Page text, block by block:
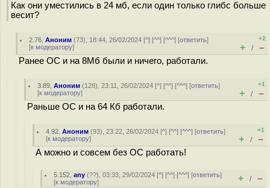
Как они уместились в 24 мб, если один только глибс больше
весит?
2.76 ,Аноним (73), 18:44, 26/02/2024 [^] [^^] [^^^] [ответить]
[к модератору]
+2
+ / –
Ранее ОС и на 8Мб были и ничего, работали.
3.89 ,Аноним (128), 23:11, 26/02/2024 [^] [^^] [^^^] [ответить]
[к модератору]
+1
+ / –
Раньше ОС и на 64 Кб работали.
4.92 ,Аноним (93), 23:22, 26/02/2024 [^] [^^] [^^^] [ответить]
[к модератору]
+1
+ / –
А можно и совсем без ОС работать!
5.152 ,any (??), 03:33, 29/02/2024 [^] [^^] [^^^] [ответить]
[к модератору] + / –